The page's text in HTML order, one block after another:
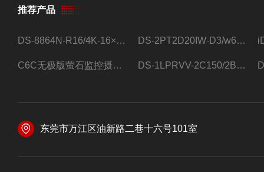
推荐产品
DS-8864N-R16/4K-16×4T/希捷16盘位录像机 DS-2PT2D20IW-D3/w64路高清硬盘录像机
C6C无极版萤石监控摄像头 DS-1LPRVV-2C150/2B监控室外夜视高清电源线护套线200米/卷
东莞市万江区油新路二巷十六号101室